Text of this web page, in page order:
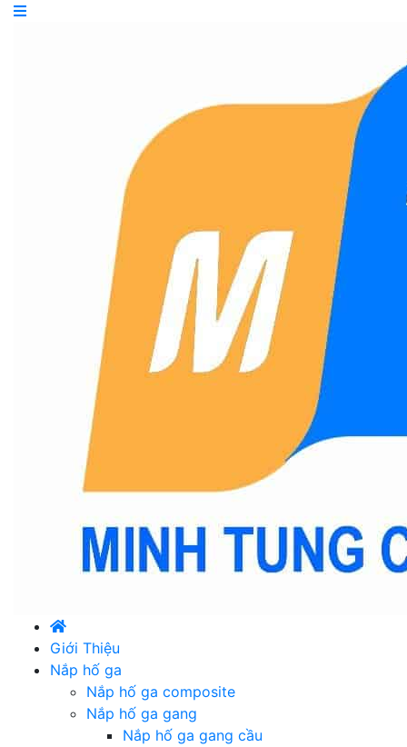
Giới Thiệu
Nắp hố ga
Nắp hố ga composite
Nắp hố ga gang
Nắp hố ga gang cầu